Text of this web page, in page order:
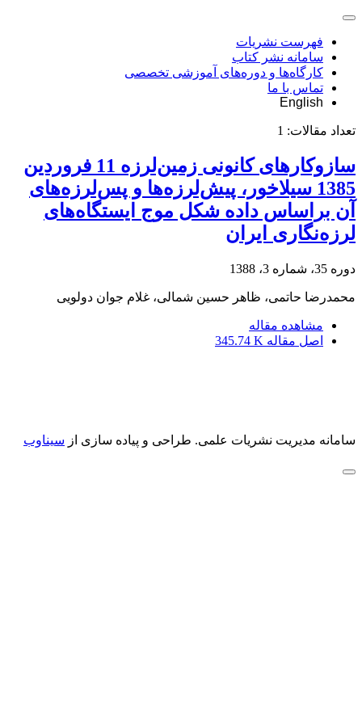
فهرست نشریات
سامانه نشر کتاب
کارگاه‌ها و دوره‌های آموزشی تخصصی
تماس با ما
English
تعداد مقالات: 1
سازوکارهای کانونی زمین‌لرزه 11 فروردین
1385 سیلاخور، پیش‌لرزه‌ها و پس‌لرزه‌های
آن براساس داده شکل موج ایستگاه‌های
لرزه‌نگاری ایران
دوره 35، شماره 3، 1388
محمدرضا حاتمی، ظاهر حسین شمالی، غلام جوان دولویی
مشاهده مقاله
اصل مقاله 345.74 K
سامانه مدیریت نشریات علمی. طراحی و پیاده سازی از سیناوب